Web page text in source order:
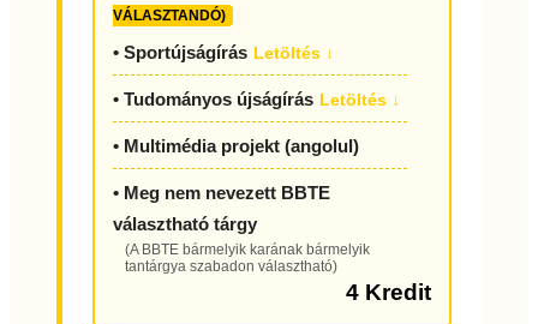
VÁLASZTANDÓ)
• Sportújságírás Letöltés ↓
• Tudományos újságírás Letöltés ↓
• Multimédia projekt (angolul)
• Meg nem nevezett BBTE
választható tárgy
(A BBTE bármelyik karának bármelyik
tantárgya szabadon választható)
4 Kredit